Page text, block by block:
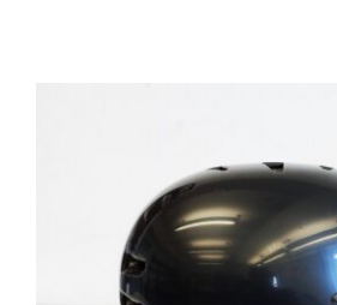
Helm TSG Skate/BMX